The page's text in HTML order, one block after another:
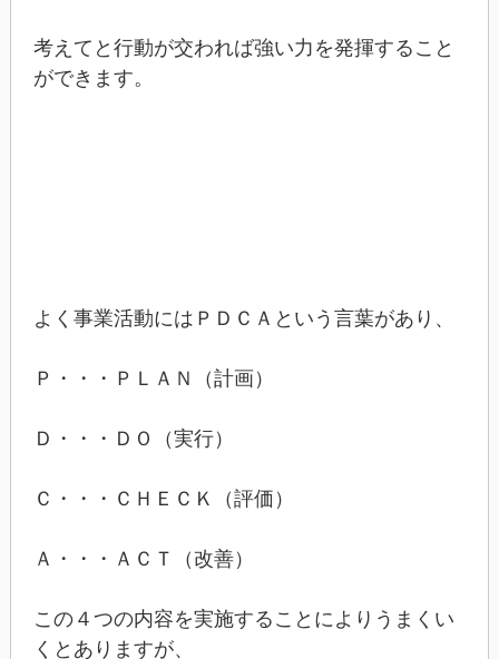
考えてと行動が交われば強い力を発揮すること
ができます。
よく事業活動にはＰＤＣＡという言葉があり、
Ｐ・・・ＰＬＡＮ（計画）
Ｄ・・・ＤＯ（実行）
Ｃ・・・ＣＨＥＣＫ（評価）
Ａ・・・ＡＣＴ（改善）
この４つの内容を実施することによりうまくい
くとありますが、